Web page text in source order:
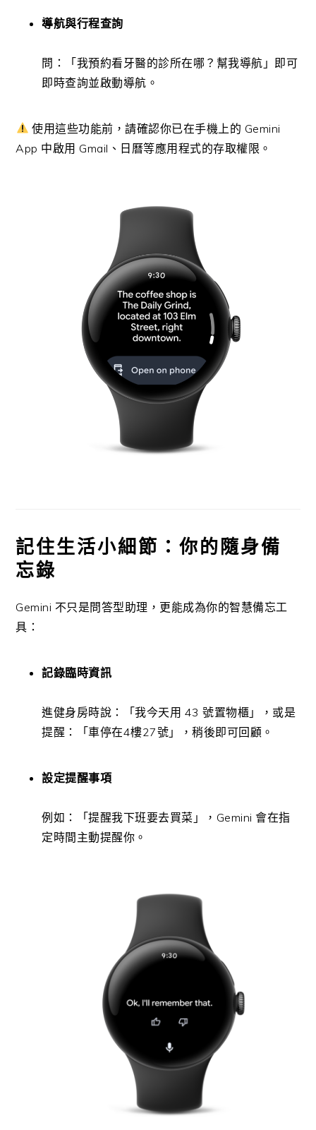
導航與行程查詢
問：「我預約看牙醫的診所在哪？幫我導航」即可
即時查詢並啟動導航。
使用這些功能前，請確認你已在手機上的 Gemini
App 中啟用 Gmail、日曆等應用程式的存取權限。
記住生活小細節：你的隨身備
忘錄
Gemini 不只是問答型助理，更能成為你的智慧備忘工
具：
記錄臨時資訊
進健身房時說：「我今天用 43 號置物櫃」，或是
提醒：「車停在4樓27號」，稍後即可回顧。
設定提醒事項
例如：「提醒我下班要去買菜」，Gemini 會在指
定時間主動提醒你。